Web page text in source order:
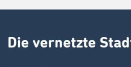
Die vernetzte